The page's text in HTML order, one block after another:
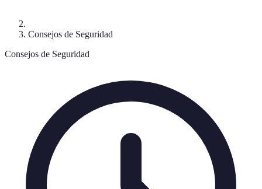
Consejos de Seguridad
Consejos de Seguridad